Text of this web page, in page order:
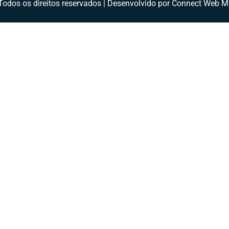
os direitos reservados | Desenvolvido por Connect Web